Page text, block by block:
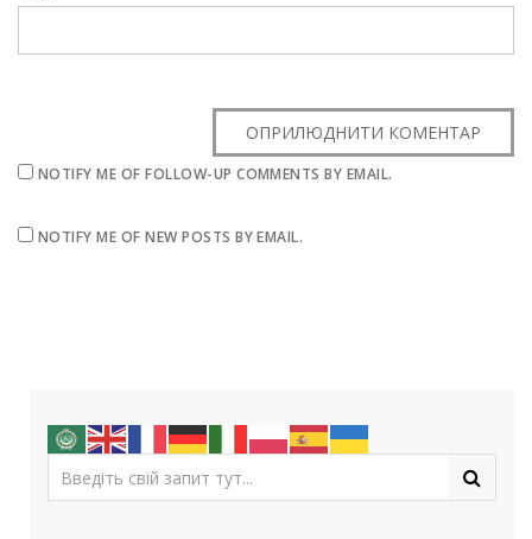
NOTIFY ME OF FOLLOW-UP COMMENTS BY EMAIL.
NOTIFY ME OF NEW POSTS BY EMAIL.